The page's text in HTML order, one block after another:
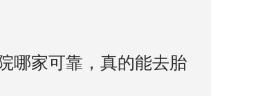
哪家可靠，真的能去胎